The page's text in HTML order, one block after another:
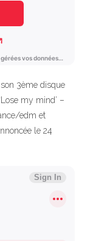
3ème disque
my mind’ –
edm et
le 24